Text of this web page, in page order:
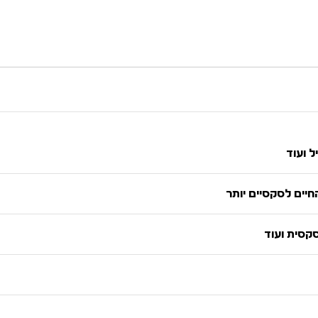
ועוד
לסקסיים יותר
ועוד